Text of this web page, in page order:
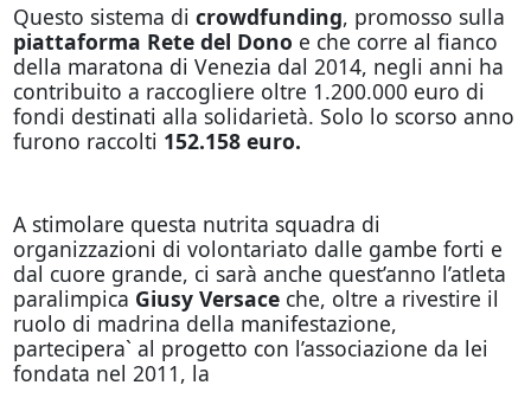
Questo sistema di crowdfunding, promosso sulla
piattaforma Rete del Dono e che corre al fianco
della maratona di Venezia dal 2014, negli anni ha
contribuito a raccogliere oltre 1.200.000 euro di
fondi destinati alla solidarietà. Solo lo scorso anno
furono raccolti 152.158 euro.
A stimolare questa nutrita squadra di
organizzazioni di volontariato dalle gambe forti e
dal cuore grande, ci sarà anche quest’anno l’atleta
paralimpica Giusy Versaceche, oltre a rivestire il
ruolo di madrina della manifestazione,
partecipera` al progetto con l’associazione da lei
fondata nel 2011, la